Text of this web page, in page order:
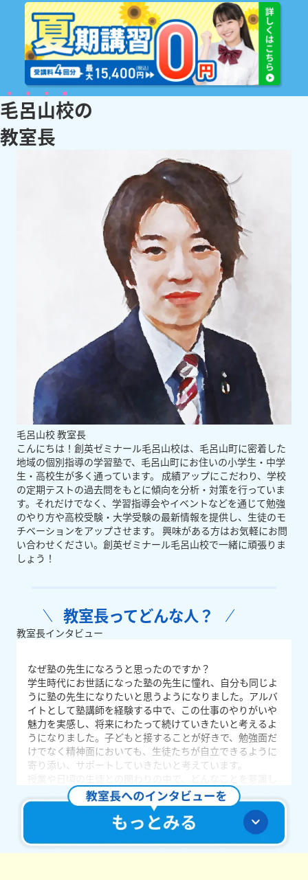
毛呂山校の
教室長
毛呂山校 教室長
こんにちは！創英ゼミナール毛呂山校は、毛呂山町に密着した
地域の個別指導の学習塾で、毛呂山町にお住いの小学生・中学
生・高校生が多く通っています。 成績アップにこだわり、学校
の定期テストの過去問をもとに傾向を分析・対策を行っていま
す。それだけでなく、学習指導会やイベントなどを通じて勉強
のやり方や高校受験・大学受験の最新情報を提供し、生徒のモ
チベーションをアップさせます。 興味がある方はお気軽にお問
い合わせください。創英ゼミナール毛呂山校で一緒に頑張りま
しょう！
教室長ってどんな人？
教室長インタビュー
なぜ塾の先生になろうと思ったのですか？
学生時代にお世話になった塾の先生に憧れ、自分も同じよ
うに塾の先生になりたいと思うようになりました。アルバ
イトとして塾講師を経験する中で、この仕事のやりがいや
魅力を実感し、将来にわたって続けていきたいと考えるよ
うになりました。子どもと接することが好きで、勉強面だ
けでなく精神面においても、生徒たちが自立できるように
寄り添い、サポートしていきたいと考えています。
ていますか？
授業や生徒とのかかわりの中で、特に意識していることは
「生徒たちの変化に気づくこと」です。成績面だけでな
く、ノートの取り方や挨拶の仕方といった日常のちょっと
した成長にも目を向け、しっかりと承認してあげることを